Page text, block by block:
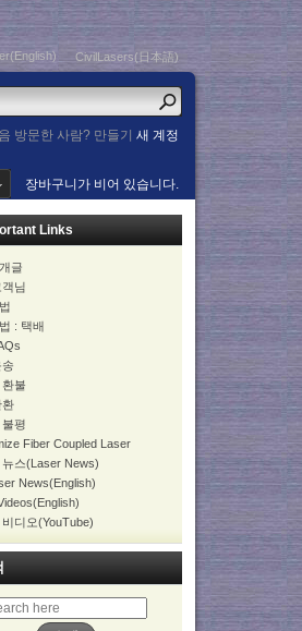
CivilLasers(日本語)
방문한 사람? 만들기새 계정
장바구니가 비어 있습니다.
Links
글
님
: 택배
불
환
평
Fiber Coupled Laser
스(Laser News)
News(English)
디오(YouTube)